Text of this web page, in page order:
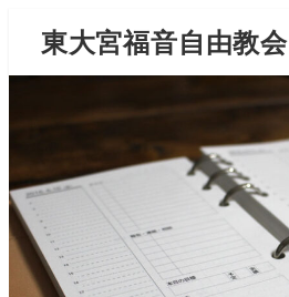
東大宮福音自由教会